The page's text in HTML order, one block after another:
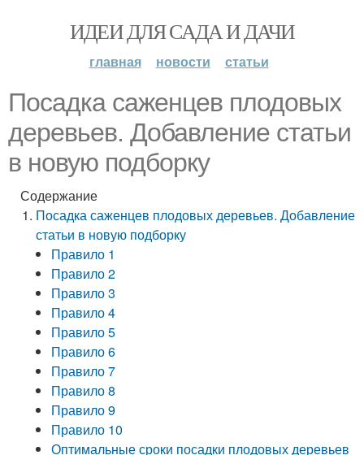
ИДЕИ ДЛЯ САДА И ДАЧИ
главная новости статьи
Посадка саженцев плодовых
деревьев. Добавление статьи
в новую подборку
Содержание
Посадка саженцев плодовых деревьев. Добавление
статьи в новую подборку
Правило 1
Правило 2
Правило 3
Правило 4
Правило 5
Правило 6
Правило 7
Правило 8
Правило 9
Правило 10
Оптимальные сроки посадки плодовых деревьев